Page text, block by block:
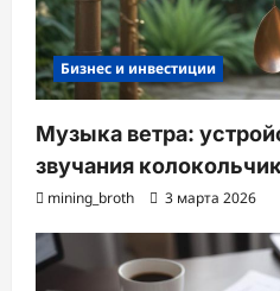
Бизнес и инвестиции
Музыка ветра:
звучания
mining_broth 3 марта 2026